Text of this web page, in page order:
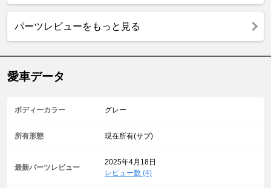
パーツレビューをもっと見る
愛車データ
ボディーカラー グレー
所有形態 現在所有(サブ)
最新パーツレビュー
2025年4月18日
レビュー数 (4)